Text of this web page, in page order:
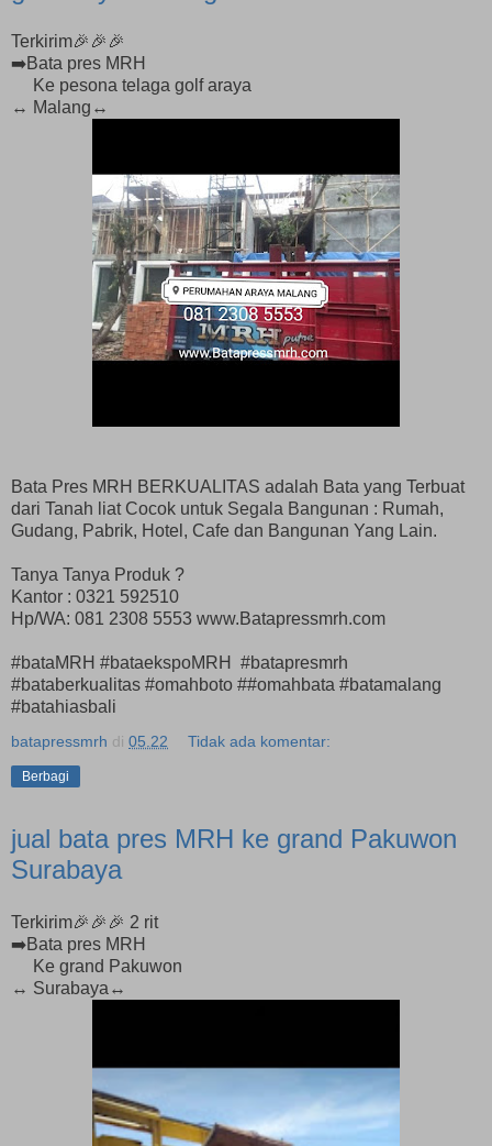
Terkirim🎉🎉🎉
➡️Bata pres MRH
Ke pesona telaga golf araya
↔️ Malang↔️
Bata Pres MRH BERKUALITAS adalah Bata yang Terbuat
dari Tanah liat Cocok untuk Segala Bangunan : Rumah,
Gudang, Pabrik, Hotel, Cafe dan Bangunan Yang Lain.
Tanya Tanya Produk ?
Kantor : 0321 592510
Hp/WA: 081 2308 5553 www.Batapressmrh.com
#bataMRH #bataekspoMRH #batapresmrh
#bataberkualitas #omahboto ##omahbata #batamalang
#batahiasbali
batapressmrh di 05.22 Tidak ada komentar:
Berbagi
jual bata pres MRH ke grand Pakuwon
Surabaya
Terkirim🎉🎉🎉 2 rit
➡️Bata pres MRH
Ke grand Pakuwon
↔️ Surabaya↔️